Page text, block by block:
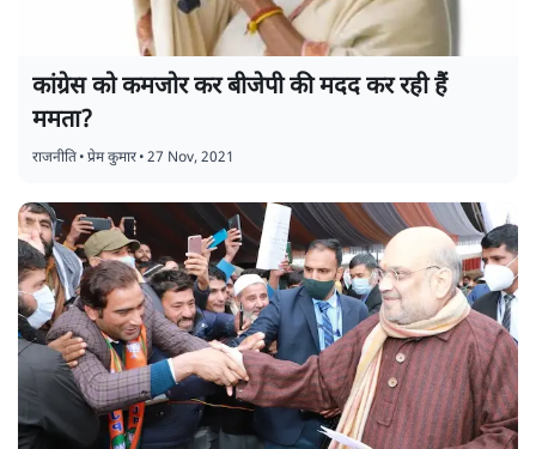
कांग्रेस को कमजोर कर बीजेपी की मदद कर रही हैं
ममता?
राजनीति•प्रेम कुमार•27 Nov, 2021